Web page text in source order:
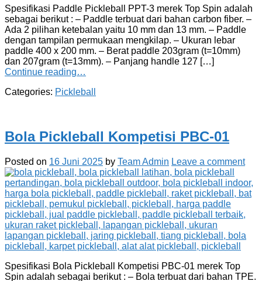
Spesifikasi Paddle Pickleball PPT-3 merek Top Spin adalah
sebagai berikut : – Paddle terbuat dari bahan carbon fiber. –
Ada 2 pilihan ketebalan yaitu 10 mm dan 13 mm. – Paddle
dengan tampilan permukaan mengkilap. – Ukuran lebar
paddle 400 x 200 mm. – Berat paddle 203gram (t=10mm)
dan 207gram (t=13mm). – Panjang handle 127 […]
Continue reading…
Categories: Pickleball
Bola Pickleball Kompetisi PBC-01
Posted on 16 Juni 2025 by Team Admin Leave a comment
Spesifikasi Bola Pickleball Kompetisi PBC-01 merek Top
Spin adalah sebagai berikut : – Bola terbuat dari bahan TPE.